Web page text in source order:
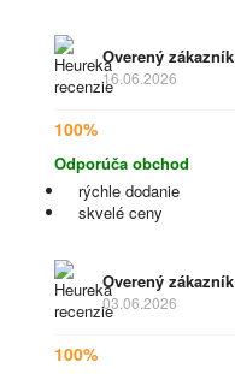
Overený zákazník
16.06.2026
100%
Odporúča obchod
rýchle dodanie
skvelé ceny
Overený zákazník
03.06.2026
100%